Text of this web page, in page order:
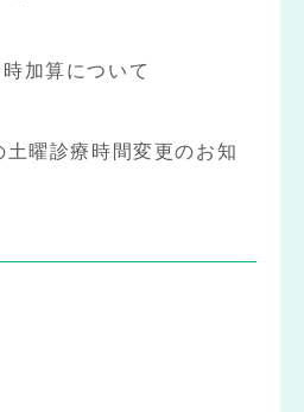
加算について
土曜診療時間変更のお知